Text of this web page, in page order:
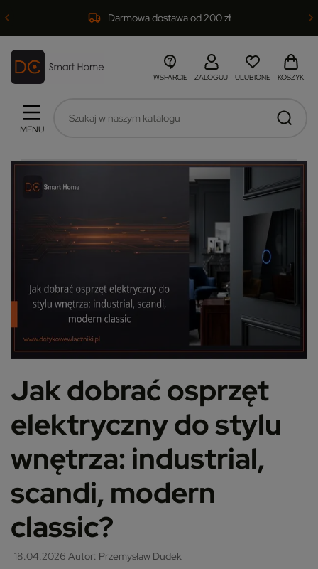
Darmowa dostawa od 200 zł
MENU
WSPARCIE ZALOGUJ ULUBIONE KOSZYK
Jak dobrać osprzęt
elektryczny do stylu
wnętrza: industrial,
scandi, modern
classic?
18.04.2026 Autor: Przemysław Dudek